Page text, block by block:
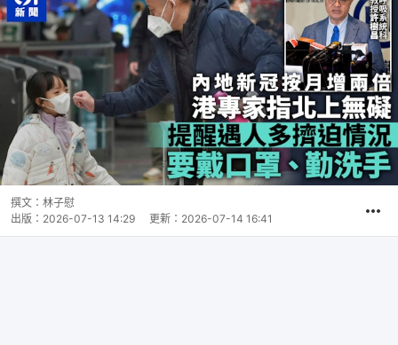
撰文： 林子慰
出版： 2026-07-13 14:29 更新： 2026-07-14 16:41